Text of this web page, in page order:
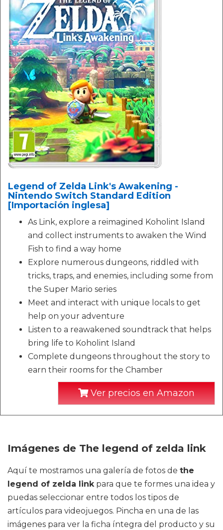
Legend of Zelda Link's Awakening -
Nintendo Switch Standard Edition
[Importación inglesa]
As Link, explore a reimagined Koholint Island
and collect instruments to awaken the Wind
Fish to find a way home
Explore numerous dungeons, riddled with
tricks, traps, and enemies, including some from
the Super Mario series
Meet and interact with unique locals to get
help on your adventure
Listen to a reawakened soundtrack that helps
bring life to Koholint Island
Complete dungeons throughout the story to
earn their rooms for the Chamber
Ver precios en Amazon
Imágenes de The legend of zelda link
Aquí te mostramos una galería de fotos de the
legend of zelda linkpara que te formes una idea y
puedas seleccionar entre todos los tipos de
artículos para videojuegos. Pincha en una de las
imágenes para ver la ficha íntegra del producto y su